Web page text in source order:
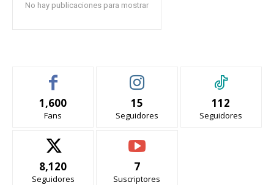
No hay publicaciones para mostrar
1,600
Fans
15
Seguidores
112
Seguidores
8,120
Seguidores
7
Suscriptores